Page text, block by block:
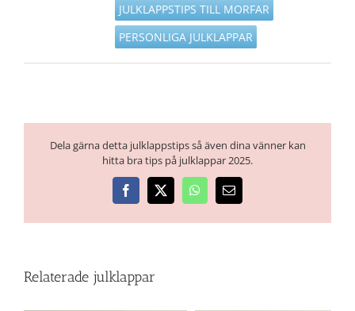
JULKLAPPSTIPS TILL MORFAR
PERSONLIGA JULKLAPPAR
Dela gärna detta julklappstips så även dina vänner kan
hitta bra tips på julklappar 2025.
Facebook
X WhatsApp
E-
Relaterade julklappar